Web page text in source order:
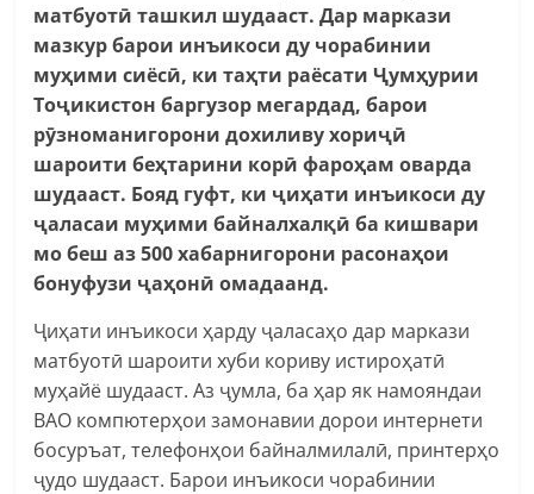
матбуотӣ ташкил шудааст. Дар маркази
мазкур барои инъикоси ду чорабинии
муҳими сиёсӣ, ки таҳти раёсати Ҷумҳурии
Тоҷикистон баргузор мегардад, барои
рӯзноманигорони дохиливу хориҷӣ
шароити беҳтарини корӣ фароҳам оварда
шудааст. Бояд гуфт, ки ҷиҳати инъикоси ду
ҷаласаи муҳими байналхалқӣ ба кишвари
мо беш аз 500 хабарнигорони расонаҳои
бонуфузи ҷаҳонӣ омадаанд.
Ҷиҳати инъикоси ҳарду ҷаласаҳо дар маркази
матбуотӣ шароити хуби кориву истироҳатӣ
муҳайё шудааст. Аз ҷумла, ба ҳар як намояндаи
ВАО компютерҳои замонавии дорои интернети
босуръат, телефонҳои байналмилалӣ, принтерҳо
ҷудо шудааст. Барои инъикоси чорабинии